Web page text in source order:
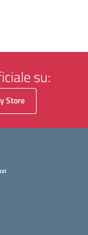
su:
Store
iniziale della scuola